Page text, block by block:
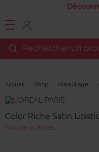
Rechercher un
Accueil Shop Maquillage
Marque
Color Riche Satin
Rouge à lèvres